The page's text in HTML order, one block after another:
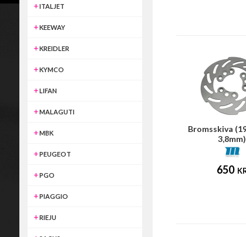
ITALJET
KEEWAY
KREIDLER
KYMCO
LIFAN
MALAGUTI
MBK
PEUGEOT
PGO
PIAGGIO
RIEJU
Bromsskiva
3,8mm)
650